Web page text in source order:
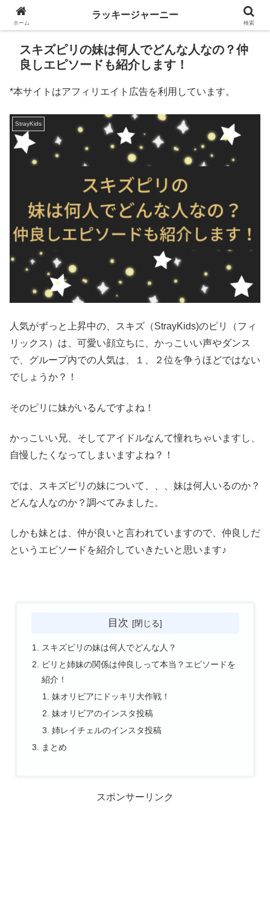
スキズピリの妹は何人でどんな人なの？仲
良しエピソードも紹介します！
*本サイトはアフィリエイト広告を利用しています。
StrayKids
人気がずっと上昇中の、スキズ（StrayKids)のピリ（フィ
リックス）は、可愛い顔立ちに、かっこいい声やダンス
で、グループ内での人気は、１、２位を争うほどではない
でしょうか？！
そのピリに妹がいるんですよね！
かっこいい兄、そしてアイドルなんて憧れちゃいますし、
自慢したくなってしまいますよね？！
では、スキズピリの妹について、、、妹は何人いるのか？
どんな人なのか？調べてみました。
しかも妹とは、仲が良いと言われていますので、仲良しだ
というエピソードを紹介していきたいと思います♪
目次
スキズピリの妹は何人でどんな人？
ピリと姉妹の関係は仲良しって本当？エピソードを
紹介！
妹オリビアにドッキリ大作戦！
妹オリビアのインスタ投稿
姉レイチェルのインスタ投稿
まとめ
スポンサーリンク
ホーム
ラッキージャーニー
検索